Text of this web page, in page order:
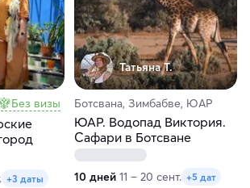
Без визы
+3 даты
Татьяна Т.
Ботсвана, Зимбабве, ЮАР
ЮАР. Водопад Виктория.
Сафари в Ботсване
10 дней 11 – 20 сент. +5 дат